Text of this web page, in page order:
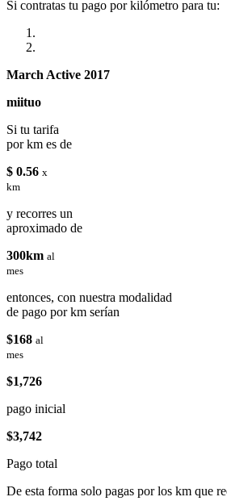
Si contratas tu pago por kilómetro para tu:
March Active 2017
miituo
Si tu tarifa
por km es de
$ 0.56 x
km
y recorres un
aproximado de
300km al
mes
entonces, con nuestra modalidad
de pago por km serían
$168 al
mes
$1,726
pago inicial
$3,742
Pago total
De esta forma solo pagas por los km que